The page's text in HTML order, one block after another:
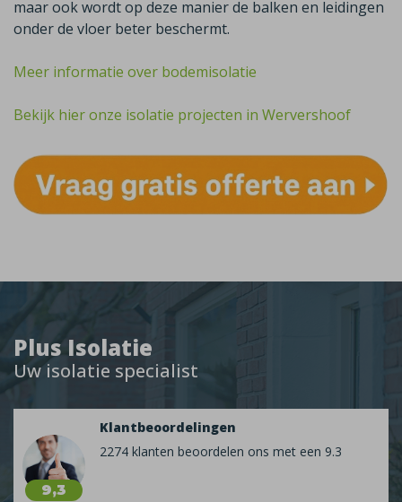
Plus Isolatie
Uw isolatie specialist
9,3
Klantbeoordelingen
2274 klanten beoordelen ons met een 9.3
maar ook wordt op deze manier de balken en leidingen
onder de vloer beter beschermt.
Meer informatie over bodemisolatie
Bekijk hier onze isolatie projecten in Wervershoof